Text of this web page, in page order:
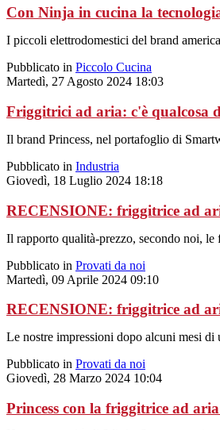
Con Ninja in cucina la
I piccoli elettrodomestici del brand
Pubblicato in Piccolo Cucina
Martedì, 27 Agosto 2024 18:03
Friggitrici ad aria: c'è qualcosa
Il brand Princess, nel portafoglio di
Pubblicato in Industria
Giovedì, 18 Luglio 2024 18:18
RECENSIONE: friggitrice ad
Il rapporto qualità-prezzo, secondo noi, le
Pubblicato in Provati da noi
Martedì, 09 Aprile 2024 09:10
RECENSIONE: friggitrice ad
Le nostre impressioni dopo alcuni mesi
Pubblicato in Provati da noi
Giovedì, 28 Marzo 2024 10:04
Princess con la friggitrice ad